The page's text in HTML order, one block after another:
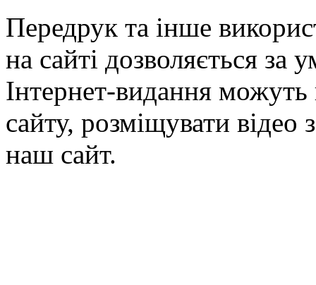
Передрук та інше
на сайті дозволяється
Інтернет-видання можуть
сайту, розміщувати відео
наш сайт.